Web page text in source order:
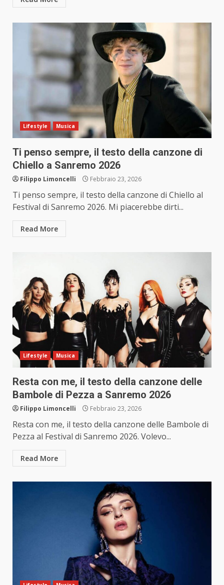
Lifestyle Musica
Ti penso sempre, il testo della canzone di
Chiello a Sanremo 2026
Filippo Limoncelli Febbraio 23, 2026
Ti penso sempre, il testo della canzone di Chiello al
Festival di Sanremo 2026. Mi piacerebbe dirti...
Read More
Lifestyle Musica
Resta con me, il testo della canzone delle
Bambole di Pezza a Sanremo 2026
Filippo Limoncelli Febbraio 23, 2026
Resta con me, il testo della canzone delle Bambole di
Pezza al Festival di Sanremo 2026. Volevo...
Read More